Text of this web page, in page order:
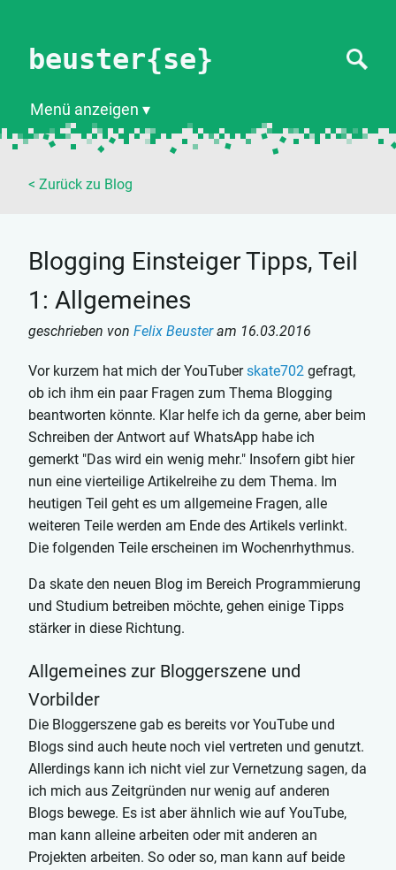
beuster{se}
Menü anzeigen
< Zurück zu Blog
Blogging Einsteiger Tipps, Teil
1: Allgemeines
geschrieben von Felix Beusteram 16.03.2016
Vor kurzem hat mich der YouTuberskate702 gefragt,
ob ich ihm ein paar Fragen zum Thema Blogging
beantworten könnte. Klar helfe ich da gerne, aber beim
Schreiben der Antwort auf WhatsApp habe ich
gemerkt "Das wird ein wenig mehr." Insofern gibt hier
nun eine vierteilige Artikelreihe zu dem Thema. Im
heutigen Teil geht es um allgemeine Fragen, alle
weiteren Teile werden am Ende des Artikels verlinkt.
Die folgenden Teile erscheinen im Wochenrhythmus.
Da skate den neuen Blog im Bereich Programmierung
und Studium betreiben möchte, gehen einige Tipps
stärker in diese Richtung.
Allgemeines zur Bloggerszene und
Vorbilder
Die Bloggerszene gab es bereits vor YouTube und
Blogs sind auch heute noch viel vertreten und genutzt.
Allerdings kann ich nicht viel zur Vernetzung sagen, da
ich mich aus Zeitgründen nur wenig auf anderen
Blogs bewege. Es ist aber ähnlich wie auf YouTube,
man kann alleine arbeiten oder mit anderen an
Projekten arbeiten. So oder so, man kann auf beide